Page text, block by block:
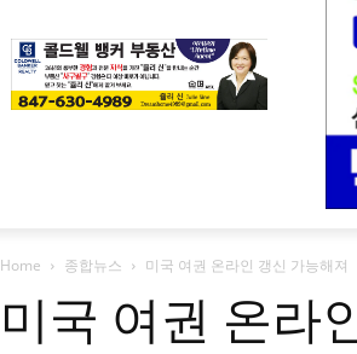
Home 종합뉴스 미국 여권 온라인 갱신 가능해져
미국 여권 온라